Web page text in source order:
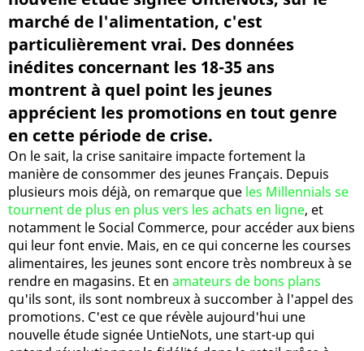
marché de l'alimentation, c'est
particulièrement vrai. Des données
inédites concernant les 18-35 ans
montrent à quel point les jeunes
apprécient les promotions en tout genre
en cette période de crise.
On le sait, la crise sanitaire impacte fortement la
manière de consommer des jeunes Français. Depuis
plusieurs mois déjà, on remarque que les Millennials se
tournent de plus en plus vers les achats en ligne, et
notamment le Social Commerce, pour accéder aux biens
qui leur font envie. Mais, en ce qui concerne les courses
alimentaires, les jeunes sont encore très nombreux à se
rendre en magasins. Et en amateurs de bons plans
qu'ils sont, ils sont nombreux à succomber à l'appel des
promotions. C'est ce que révèle aujourd'hui une
nouvelle étude signée UntieNots, une start-up qui